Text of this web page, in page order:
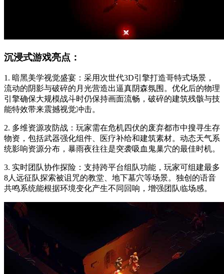
沉浸式游戏亮点：
1. 暗黑美学视觉盛宴：采用次世代3D引擎打造哥特式场景，
流动的阴影与破碎的月光营造出逼真阴森氛围。优化后的物理
引擎确保大规模战斗时仍保持画面流畅，破碎的建筑残骸与技
能特效带来震撼视觉冲击。
2. 多维资源攻防战：玩家需在危机四伏的废弃都市中搜寻生存
物资，包括武器强化组件、医疗补给和建筑素材。动态天气系
统影响资源分布，暴雨夜往往是突袭吸血鬼巢穴的最佳时机。
3. 实时团队协作探险：支持跨平台组队功能，玩家可组建最多
8人远征队探索被诅咒的教堂、地下墓穴等场景。独创的语音
共鸣系统能根据环境变化产生不同回响，增强团队临场感。